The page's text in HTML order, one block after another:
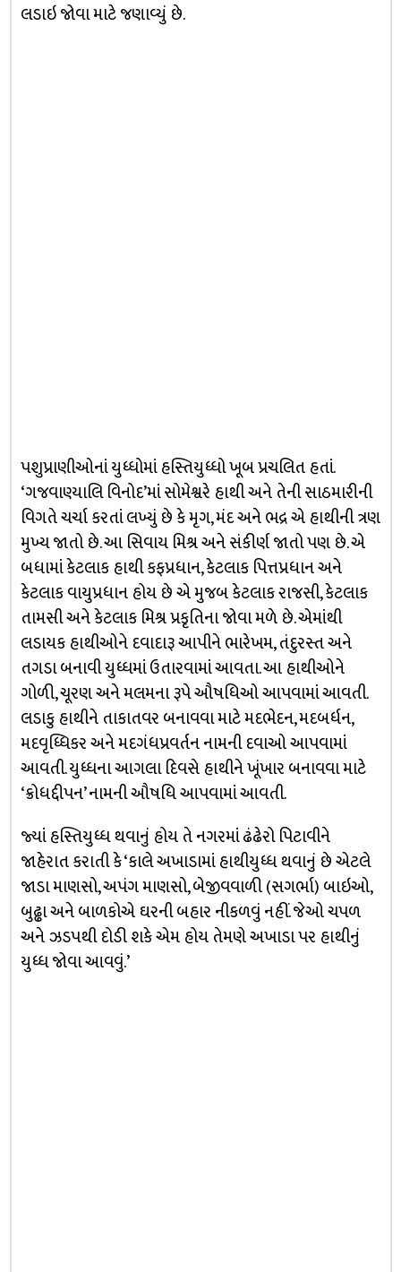
લડાઇ જોવા માટે જણાવ્યું છે.
પશુપ્રાણીઓનાં યુધ્ધોમાં હસ્તિયુધ્ધો ખૂબ પ્રચલિત હતાં.
‘ગજવાણ્યાલિ વિનોદ’માં સોમેશ્વરે હાથી અને તેની સાઠમારીની
વિગતે ચર્ચા કરતાં લખ્યું છે કે મૃગ, મંદ અને ભદ્ર એ હાથીની ત્રણ
મુખ્ય જાતો છે. આ સિવાય મિશ્ર અને સંકીર્ણ જાતો પણ છે. એ
બધામાં કેટલાક હાથી કફપ્રધાન, કેટલાક પિત્તપ્રધાન અને
કેટલાક વાયુપ્રધાન હોય છે એ મુજબ કેટલાક રાજસી, કેટલાક
તામસી અને કેટલાક મિશ્ર પ્રકૃતિના જોવા મળે છે. એમાંથી
લડાયક હાથીઓને દવાદારૂ આપીને ભારેખમ, તંદુરસ્ત અને
તગડા બનાવી યુધ્ધમાં ઉતારવામાં આવતા. આ હાથીઓને
ગોળી, ચૂરણ અને મલમના રૂપે ઔષધિઓ આપવામાં આવતી.
લડાકુ હાથીને તાકાતવર બનાવવા માટે મદભેદન, મદબર્ધન,
મદવૃધ્ધિકર અને મદગંધપ્રવર્તન નામની દવાઓ આપવામાં
આવતી. યુધ્ધના આગલા દિવસે હાથીને ખૂંખાર બનાવવા માટે
‘ક્રોધદ્દીપન’ નામની ઔષધિ આપવામાં આવતી.
જ્યાં હસ્તિયુધ્ધ થવાનું હોય તે નગરમાં ઢંઢેરો પિટાવીને
જાહેરાત કરાતી કે ‘કાલે અખાડામાં હાથીયુધ્ધ થવાનું છે એટલે
જાડા માણસો, અપંગ માણસો, બેજીવવાળી (સગર્ભા) બાઇઓ,
બુઢ્ઢા અને બાળકોએ ઘરની બહાર નીકળવું નહીં. જેઓ ચપળ
અને ઝડપથી દોડી શકે એમ હોય તેમણે અખાડા પર હાથીનું
યુધ્ધ જોવા આવવું.’